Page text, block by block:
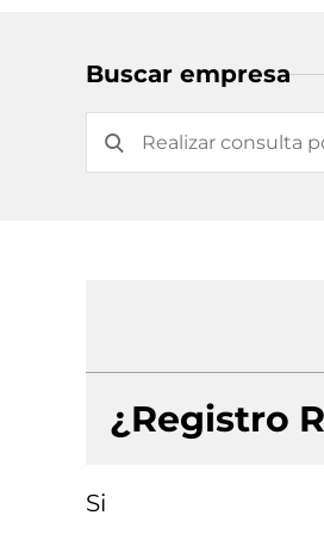
Buscar empresa
¿Registro
Si